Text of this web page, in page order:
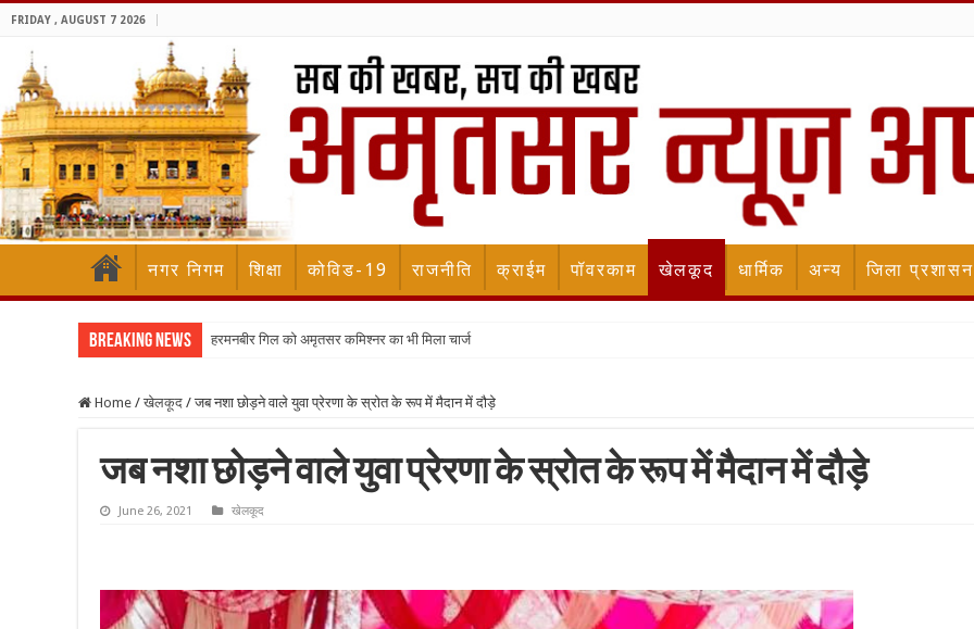
FRIDAY , AUGUST 7 2026
नगर निगम शिक्षा कोविड-19 राजनीति क्राईम पॉवरकाम खेलकूद धार्मिक अन्य जिला प्रशासन
Breaking News हरमनबीर गिल को अमृतसर कमिश्नर का भी मिला चार्ज
Home / खेलकूद / जब नशा छोड़ने वाले युवा प्रेरणा के स्रोत के रूप में मैदान में दौड़े
जब नशा छोड़ने वाले युवा प्रेरणा के स्रोत के रूप में मैदान में दौड़े
June 26, 2021 खेलकूद